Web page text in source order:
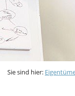
Sie sind hier: